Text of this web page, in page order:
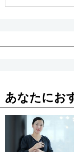
あなたにお